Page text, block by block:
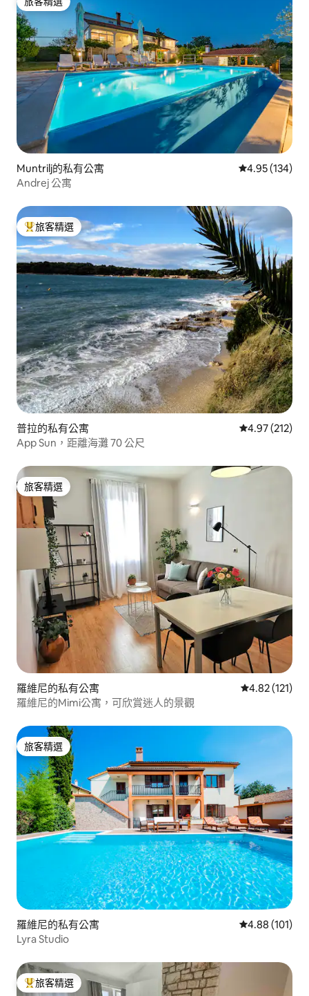
旅客精選
Muntrilj的私有公寓 從 134 則評價
4.95 (134)
Andrej 公寓
旅客精選榜首
旅客精選
普拉的私有公寓 從 212 則評價
4.97 (212)
App Sun，距離海灘 70 公尺
旅客精選
旅客精選
羅維尼的私有公寓 從 121 則評價
4.82 (121)
羅維尼的Mimi公寓，可欣賞迷人的景觀
旅客精選
旅客精選
羅維尼的私有公寓 從 101 則評價
4.88 (101)
Lyra Studio
旅客精選榜首
旅客精選